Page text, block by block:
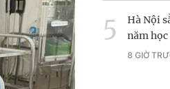
Hà Nội
năm
8 GIỜ